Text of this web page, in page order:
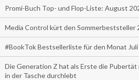
Promi-Buch Top- und Flop-Liste: August
Media Control kürt den Sommerbeststeller
#BookTok Bestsellerliste für den Monat
Die Generation Z hat als Erste die
in der Tasche durchlebt